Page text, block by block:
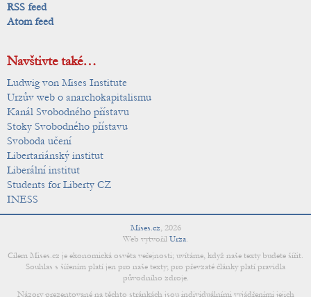
RSS feed
Atom feed
Navštivte také…
Ludwig von Mises Institute
Urzův web o anarchokapitalismu
Kanál Svobodného přístavu
Stoky Svobodného přístavu
Svoboda učení
Libertariánský institut
Liberální institut
Students for Liberty CZ
INESS
Mises.cz, 2026
Web vytvořil Urza.
Cílem Mises.cz je ekonomická osvěta veřejnosti; uvítáme, když naše texty budete šířit.
Souhlas s šířením platí jen pro naše texty; pro převzaté články platí pravidla
původního zdroje.
Názory prezentované na těchto stránkách jsou individuálními vyjádřeními jejich